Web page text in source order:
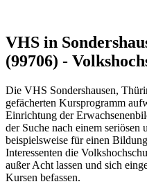
VHS in
(99706) -
Die VHS Sondershausen,
gefächerten Kursprogramm
Einrichtung der
der Suche nach einem seriösen
beispielsweise für einen
Interessenten die
außer Acht lassen und sich
Kursen befassen.